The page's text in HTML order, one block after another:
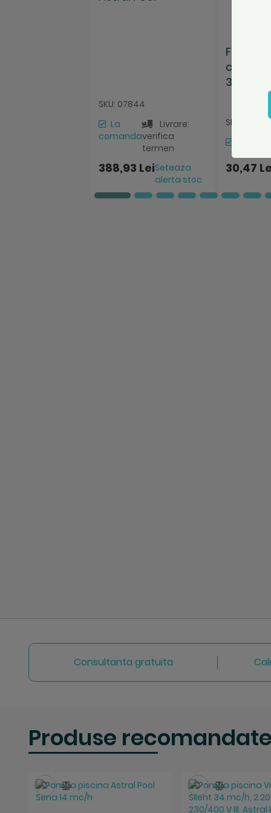
SKU: 07844
La
comanda
Livrare:
verifica
termen
388,93 LeiSeteaza
alerta stoc
Furtun
cablului
3/4", 1
SKU: 28138
30,47
Consultanta gratuita
Produse recomandate
Salveaza
Compara Salveaza
Compara